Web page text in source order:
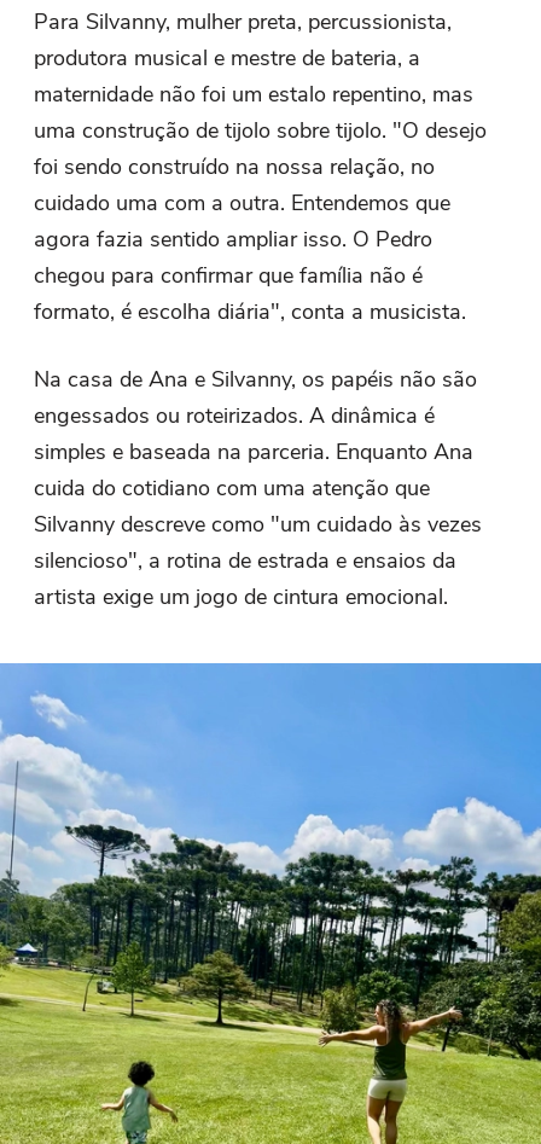
Para Silvanny, mulher preta, percussionista,
produtora musical e mestre de bateria, a
maternidade não foi um estalo repentino, mas
uma construção de tijolo sobre tijolo. "O desejo
foi sendo construído na nossa relação, no
cuidado uma com a outra. Entendemos que
agora fazia sentido ampliar isso. O Pedro
chegou para confirmar que família não é
formato, é escolha diária", conta a musicista.
Na casa de Ana e Silvanny, os papéis não são
engessados ou roteirizados. A dinâmica é
simples e baseada na parceria. Enquanto Ana
cuida do cotidiano com uma atenção que
Silvanny descreve como "um cuidado às vezes
silencioso", a rotina de estrada e ensaios da
artista exige um jogo de cintura emocional.